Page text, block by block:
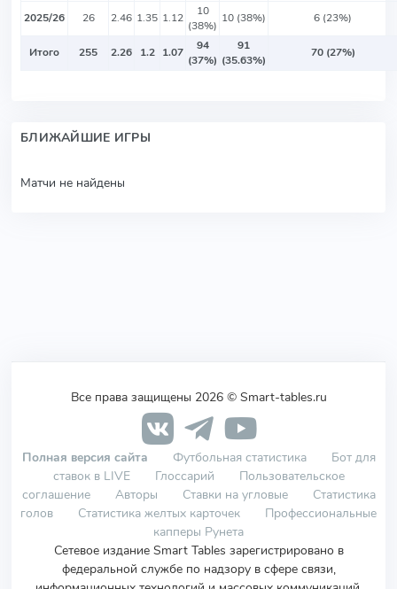
2025/26 26 2.46 1.35 1.12
10
(38%)
10 (38%) 6 (23%)
Итого 255 2.26 1.2 1.07
94
(37%)
91
(35.63%)
70 (27%)
БЛИЖАЙШИЕ ИГРЫ
Матчи не найдены
Все права защищены 2026 © Smart-tables.ru
Полная версия сайта Футбольная статистика
Бот для
ставок в LIVE
Глоссарий
Пользовательское
соглашение
Авторы Ставки на угловые
Статистика
голов
Статистика желтых карточек
Профессиональные
капперы Рунета
Сетевое издание Smart Tables зарегистрировано в
федеральной службе по надзору в сфере связи,